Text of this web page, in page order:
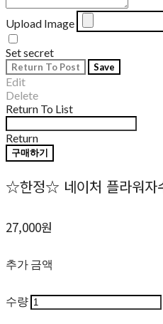
Upload Image
Set secret
Return To Post Save
Edit
Delete
Return To List
Return
구매하기
☆한정☆ 네이처 플라워자
27,000원
추가 금액
수량